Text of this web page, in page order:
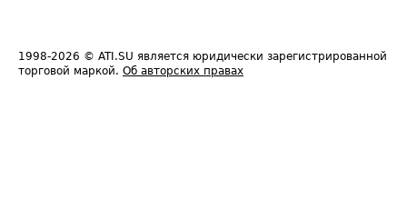
1998-2026 © ATI.SU является юридически зарегистрированной
торговой маркой. Об авторских правах